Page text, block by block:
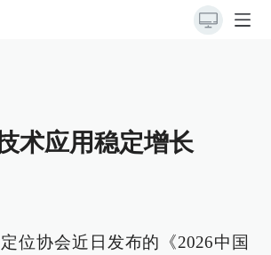
术应用稳定增长
位协会近日发布的《2026中国